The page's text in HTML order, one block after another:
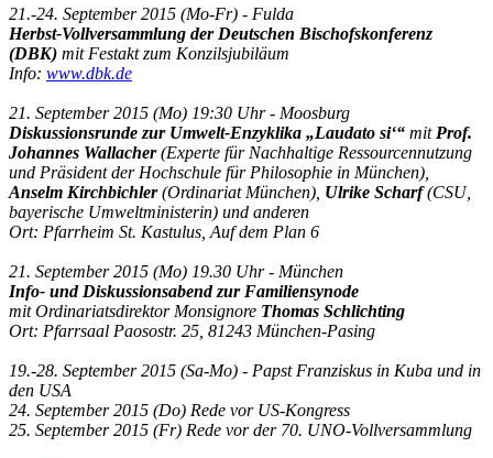
21.-24. September 2015 (Mo-Fr) - Fulda
Herbst-Vollversammlung der Deutschen Bischofskonferenz
(DBK) mit Festakt zum Konzilsjubiläum
Info: www.dbk.de
21. September 2015 (Mo) 19:30 Uhr - Moosburg
Diskussionsrunde zur Umwelt-Enzyklika „Laudato si‘“ mit Prof.
Johannes Wallacher(Experte für Nachhaltige Ressourcennutzung
und Präsident der Hochschule für Philosophie in München),
Anselm Kirchbichler(Ordinariat München), Ulrike Scharf(CSU,
bayerische Umweltministerin) und anderen
Ort: Pfarrheim St. Kastulus, Auf dem Plan 6
21. September 2015 (Mo) 19.30 Uhr - München
Info- und Diskussionsabend zur Familiensynode
mit Ordinariatsdirektor Monsignore Thomas Schlichting
Ort: Pfarrsaal Paosostr. 25, 81243 München-Pasing
19.-28. September 2015 (Sa-Mo) - Papst Franziskus in Kuba und in
den USA
24. September 2015 (Do) Rede vor US-Kongress
25. September 2015 (Fr) Rede vor der 70. UNO-Vollversammlung